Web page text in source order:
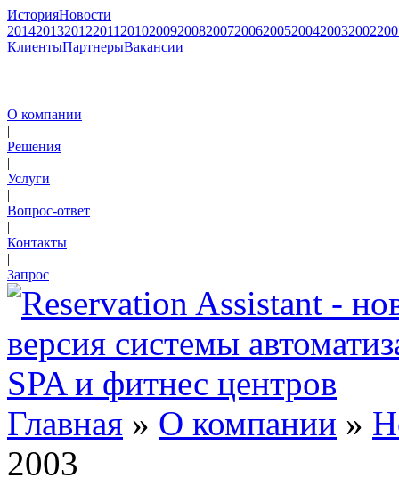
ИсторияНовости
2014201320122011 201020092008200720062005200420032002
КлиентыПартнерыВакансии
О компании
|
Решения
|
Услуги
|
Вопрос-ответ
|
Контакты
|
Запрос
Главная » О компании »
2003